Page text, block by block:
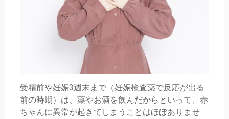
受精前や妊娠3週末まで（妊娠検査薬で反応が出る
前の時期）は、薬やお酒を飲んだからといって、赤
ちゃんに異常が起きてしまうことはほぼありませ